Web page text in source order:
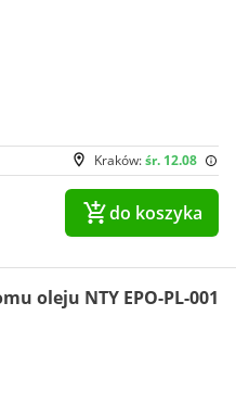
Kraków:śr. 12.08
do koszyka
oleju NTY EPO-PL-001